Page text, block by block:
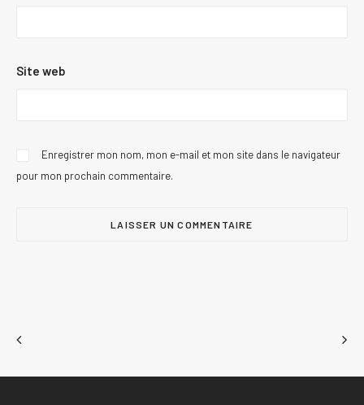
Site web
Enregistrer mon nom, mon e-mail et mon site dans le navigateur
pour mon prochain commentaire.